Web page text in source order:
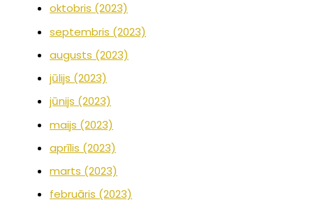
oktobris (2023)
septembris (2023)
augusts (2023)
jūlijs (2023)
jūnijs (2023)
maijs (2023)
aprīlis (2023)
marts (2023)
februāris (2023)